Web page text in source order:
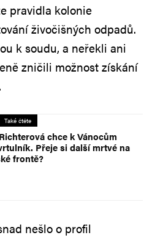
pravidla kolonie
živočišných odpadů.
k soudu, a neřekli ani
zničili možnost získání
Také čtěte
chce k Vánocům
Přeje si další mrtvé na
frontě?
nešlo o profil